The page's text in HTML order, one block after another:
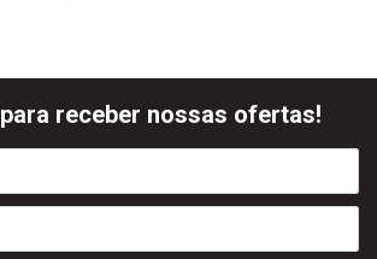
receber nossas ofertas!